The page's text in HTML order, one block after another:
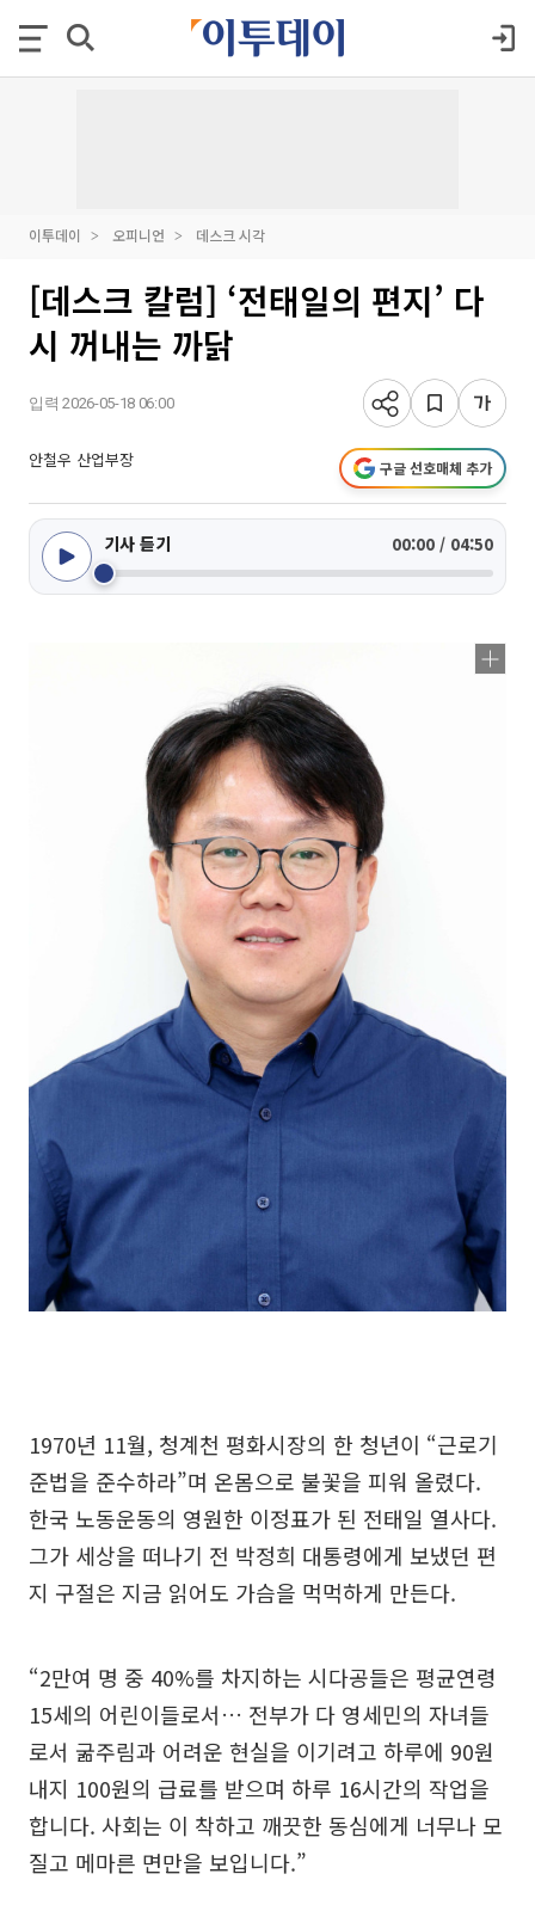
이투데이 오피니언 데스크 시각
[데스크 칼럼] ‘전태일의 편지’ 다
시 꺼내는 까닭
입력 2026-05-18 06:00
안철우 산업부장 구글 선호매체 추가
기사 듣기 00:00 / 04:50
1970년 11월, 청계천 평화시장의 한 청년이 “근로기
준법을 준수하라”며 온몸으로 불꽃을 피워 올렸다.
한국 노동운동의 영원한 이정표가 된 전태일 열사다.
그가 세상을 떠나기 전 박정희 대통령에게 보냈던 편
지 구절은 지금 읽어도 가슴을 먹먹하게 만든다.
“2만여 명 중 40%를 차지하는 시다공들은 평균연령
15세의 어린이들로서… 전부가 다 영세민의 자녀들
로서 굶주림과 어려운 현실을 이기려고 하루에 90원
내지 100원의 급료를 받으며 하루 16시간의 작업을
합니다. 사회는 이 착하고 깨끗한 동심에게 너무나 모
질고 메마른 면만을 보입니다.”